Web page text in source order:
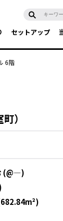
セットアップ
6階
）
(@―)